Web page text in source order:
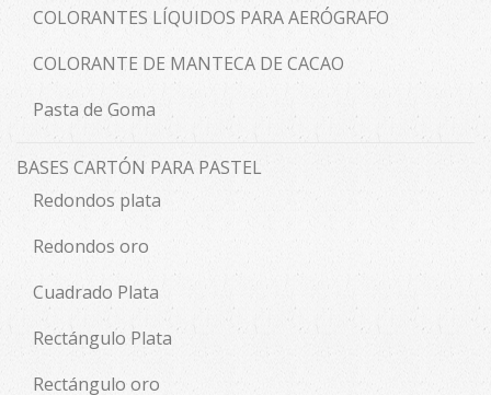
COLORANTES LÍQUIDOS PARA AERÓGRAFO
COLORANTE DE MANTECA DE CACAO
Pasta de Goma
BASES CARTÓN PARA PASTEL
Redondos plata
Redondos oro
Cuadrado Plata
Rectángulo Plata
Rectángulo oro